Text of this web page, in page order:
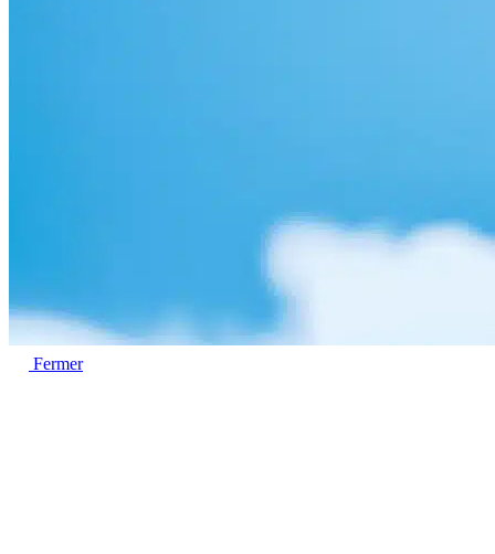
Fermer